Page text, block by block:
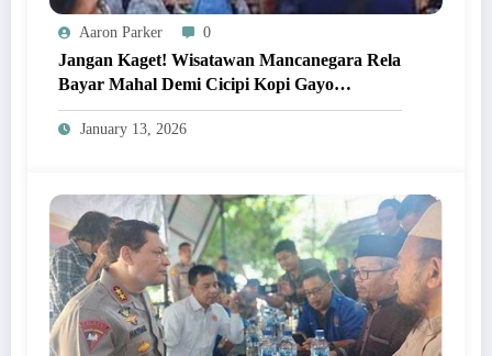
Aaron Parker 0
Jangan Kaget! Wisatawan Mancanegara Rela
Bayar Mahal Demi Cicipi Kopi Gayo
Langsung Di Kebun Aceh Tengah!
January 13, 2026